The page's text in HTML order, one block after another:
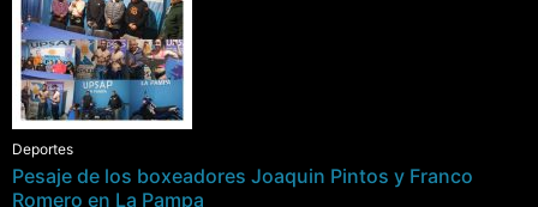
Deportes
Pesaje de los boxeadores Joaquin Pintos y Franco
Romero en La Pampa